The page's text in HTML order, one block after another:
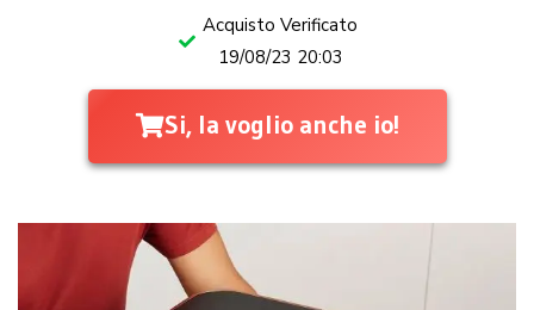
Acquisto Verificato
19/08/23 20:03
Si, la voglio anche io!